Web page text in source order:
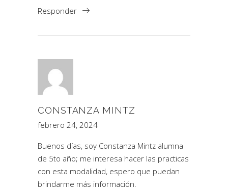
Responder
CONSTANZA MINTZ
febrero 24, 2024
Buenos días, soy Constanza Mintz alumna
de 5to año; me interesa hacer las practicas
con esta modalidad, espero que puedan
brindarme más información.